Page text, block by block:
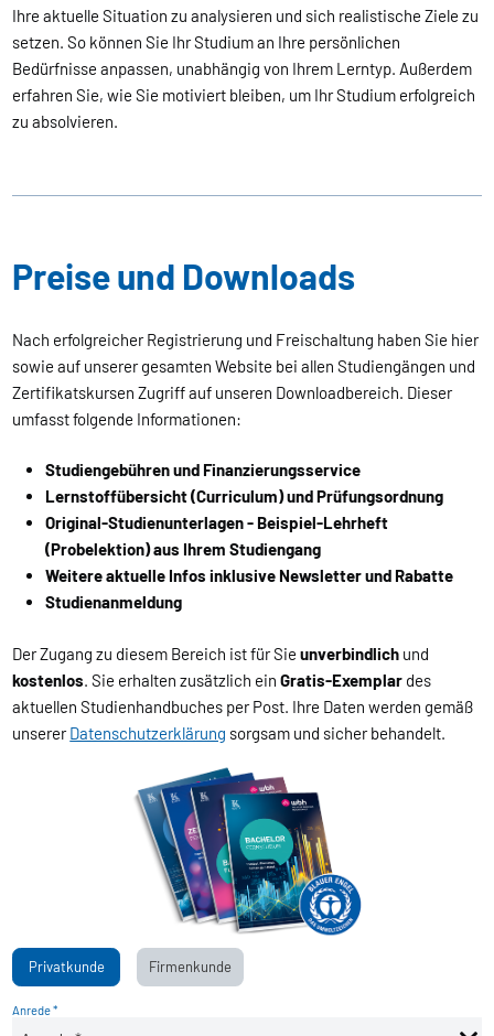
Ihre aktuelle Situation zu analysieren und sich realistische Ziele zu
setzen. So können Sie Ihr Studium an Ihre persönlichen
Bedürfnisse anpassen, unabhängig von Ihrem Lerntyp. Außerdem
erfahren Sie, wie Sie motiviert bleiben, um Ihr Studium erfolgreich
zu absolvieren.
Preise und Downloads
Nach erfolgreicher Registrierung und Freischaltung haben Sie hier
sowie auf unserer gesamten Website bei allen Studiengängen und
Zertifikatskursen Zugriff auf unseren Downloadbereich. Dieser
umfasst folgende Informationen:
Studiengebühren und Finanzierungsservice
Lernstoffübersicht (Curriculum) und Prüfungsordnung
Original-Studienunterlagen - Beispiel-Lehrheft
(Probelektion) aus Ihrem Studiengang
Weitere aktuelle Infos inklusive Newsletter und Rabatte
Studienanmeldung
Der Zugang zu diesem Bereich ist für Sieunverbindlich und
kostenlos . Sie erhalten zusätzlich einGratis-Exemplar des
aktuellen Studienhandbuches per Post. Ihre Daten werden gemäß
unsererDatenschutzerklärung sorgsam und sicher behandelt.
Privatkunde Firmenkunde
Anrede *